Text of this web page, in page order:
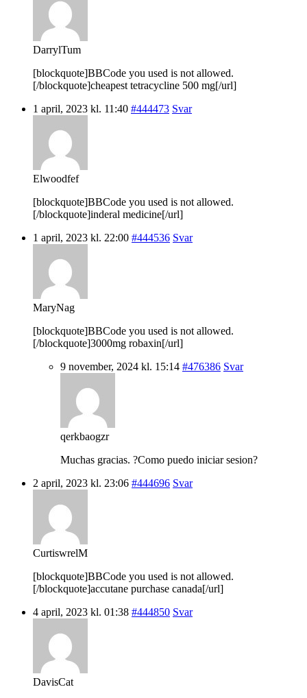
DarrylTum
[blockquote]BBCode you used is not allowed.
[/blockquote]cheapest tetracycline 500 mg[/url]
1 april, 2023 kl. 11:40 #444473 Svar
Elwoodfef
[blockquote]BBCode you used is not allowed.
[/blockquote]inderal medicine[/url]
1 april, 2023 kl. 22:00 #444536 Svar
MaryNag
[blockquote]BBCode you used is not allowed.
[/blockquote]3000mg robaxin[/url]
9 november, 2024 kl. 15:14 #476386 Svar
qerkbaogzr
Muchas gracias. ?Como puedo iniciar sesion?
2 april, 2023 kl. 23:06 #444696 Svar
CurtiswrelM
[blockquote]BBCode you used is not allowed.
[/blockquote]accutane purchase canada[/url]
4 april, 2023 kl. 01:38 #444850 Svar
DavisCat